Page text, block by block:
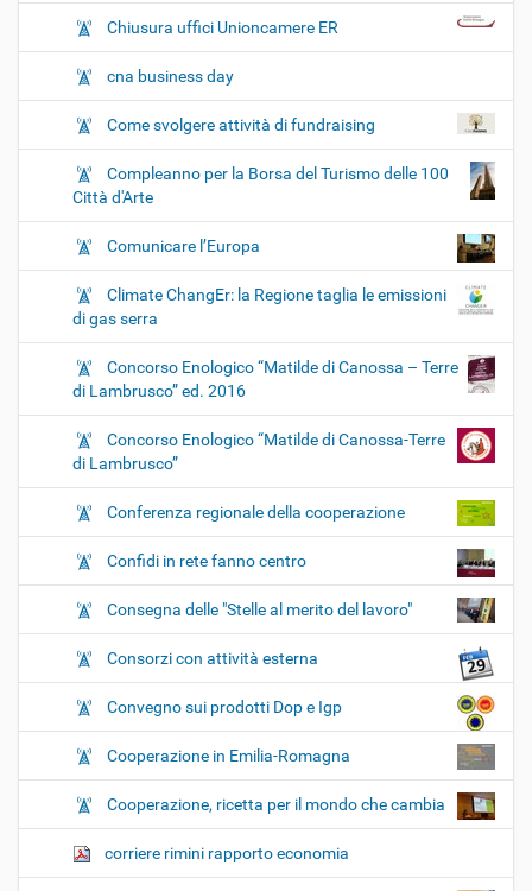
Chiusura uffici Unioncamere ER
cna business day
Come svolgere attività di fundraising
Compleanno per la Borsa del Turismo delle 100
Città d'Arte
Comunicare l’Europa
Climate ChangEr: la Regione taglia le emissioni
di gas serra
Concorso Enologico “Matilde di Canossa – Terre
di Lambrusco” ed. 2016
Concorso Enologico “Matilde di Canossa-Terre
di Lambrusco”
Conferenza regionale della cooperazione
Confidi in rete fanno centro
Consegna delle "Stelle al merito del lavoro"
Consorzi con attività esterna
Convegno sui prodotti Dop e Igp
Cooperazione in Emilia-Romagna
Cooperazione, ricetta per il mondo che cambia
corriere rimini rapporto economia